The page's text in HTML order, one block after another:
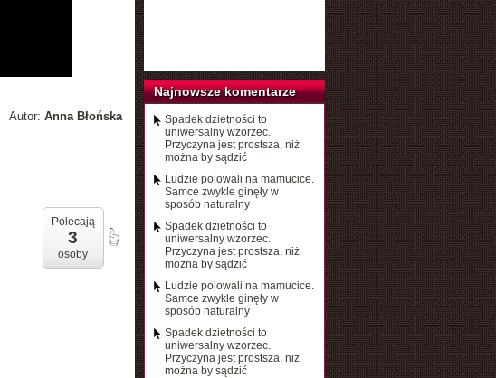
Autor: Anna Błońska
Polecają
3
osoby
Najnowsze komentarze
Spadek dzietności to
uniwersalny wzorzec.
Przyczyna jest prostsza, niż
można by sądzić
Ludzie polowali na mamucice.
Samce zwykle ginęły w
sposób naturalny
Spadek dzietności to
uniwersalny wzorzec.
Przyczyna jest prostsza, niż
można by sądzić
Ludzie polowali na mamucice.
Samce zwykle ginęły w
sposób naturalny
Spadek dzietności to
uniwersalny wzorzec.
Przyczyna jest prostsza, niż
można by sądzić